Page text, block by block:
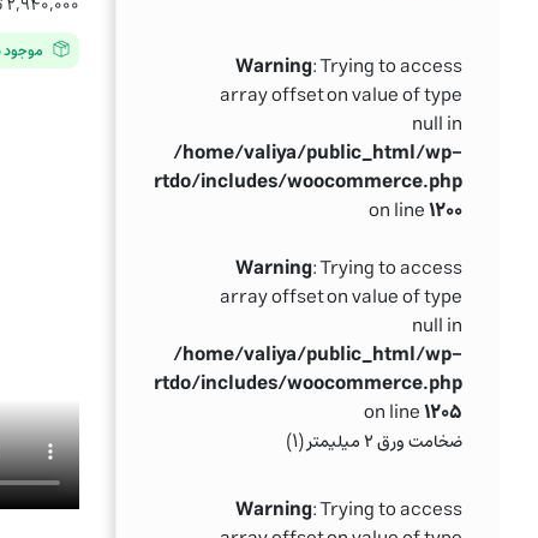
محدوده
قیمت:موجود Warning: Trying to access
array offset on value of type
null in
/home/valiya/public_html/wp-
themes/partdo/includes/woocommerce.php
on line۱۲۰۰
Warning: Trying to access
array offset on value of type
null in
/home/valiya/public_html/wp-
themes/partdo/includes/woocommerce.php
on line۱۲۰۵
ضخامت ورق ۲ میلیمتر (۱)
Warning: Trying to access